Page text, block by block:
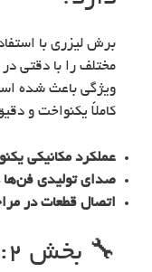
برش لیزری با
مختلف را با دقتی
ویژگی باعث شده
کاملاً یکنواخت و
عملکرد مکانیکی
صدای تولیدی
اتصال قطعات در